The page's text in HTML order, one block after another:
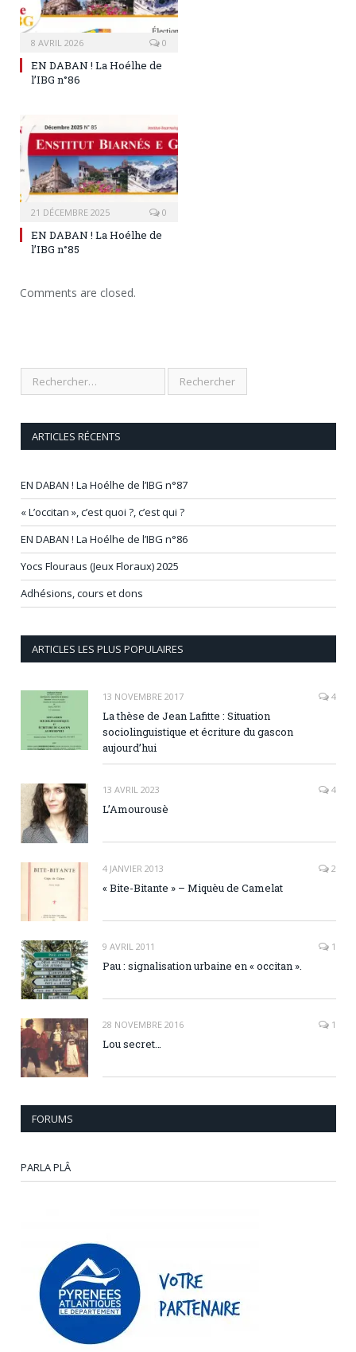
8 AVRIL 2026 0
EN DABAN ! La Hoélhe de
l’IBG n°86
21 DÉCEMBRE 2025 0
EN DABAN ! La Hoélhe de
l’IBG n°85
Comments are closed.
ARTICLES RÉCENTS
EN DABAN ! La Hoélhe de l’IBG n°87
« L’occitan », c’est quoi ?, c’est qui ?
EN DABAN ! La Hoélhe de l’IBG n°86
Yocs Flouraus (Jeux Floraux) 2025
Adhésions, cours et dons
ARTICLES LES PLUS POPULAIRES
13 NOVEMBRE 2017 4
La thèse de Jean Lafitte : Situation
sociolinguistique et écriture du gascon
aujourd’hui
13 AVRIL 2023 4
L’Amourousè
4 JANVIER 2013 2
« Bite-Bitante » – Miquèu de Camelat
9 AVRIL 2011 1
Pau : signalisation urbaine en « occitan ».
28 NOVEMBRE 2016 1
Lou secret…
FORUMS
PARLA PLÂ